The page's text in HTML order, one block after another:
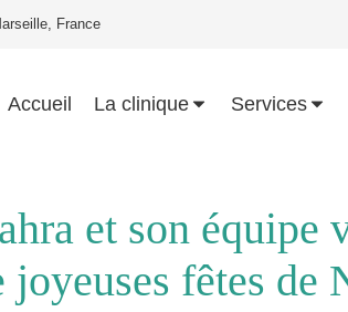
France
Accueil La clinique Services
et son équipe
joyeuses fêtes de